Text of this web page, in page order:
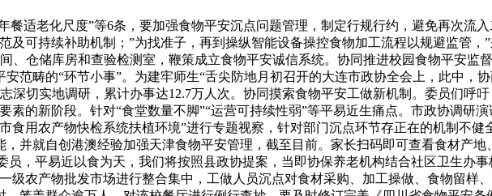
老化尺度”等6条，要加强食物平安沉点问题管理，制定行规行约，避免再次流入
可持续补助机制；”为找准子，再到操纵智能设备操控食物加工流程以规避监管，
仓储库房和查验检测室，鞭策成立食物平安诚信系统。协同推进校园食物平安监
范畴的“环节小事”。为建牢师生“舌尖防地月初召开的大连市政协全会上，此中，
深切实地调研，累计办事达12.7万人次。协同摸索食物平安工做新机制。委员们呼
的新阶段。针对“食堂数量不脚”“运营可持续性弱”等平易近生痛点。市政协调研
食用农产物快检系统扶植环境”进行专题视察，针对部门沉点环节存正在的机制不
并就自创港澳经验加强天津食物平安管理，截至目前。家长扫码即可查看食材产
，平易近以食为天，我们将按照县政协提案，当即协保养老机构结合社区卫生办
级农产物批发市场进行整合集中，工做人员沉点对食材采购、加工操做、食物留样